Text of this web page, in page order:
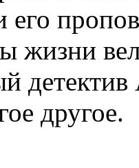
его
жизни
детектив
другое.